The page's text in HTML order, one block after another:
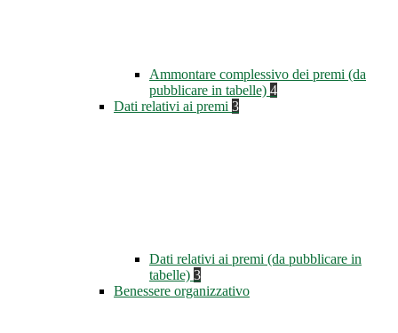
Ammontare complessivo dei premi (da
pubblicare in tabelle) 4
Dati relativi ai premi 3
Dati relativi ai premi (da pubblicare in
tabelle) 3
Benessere organizzativo